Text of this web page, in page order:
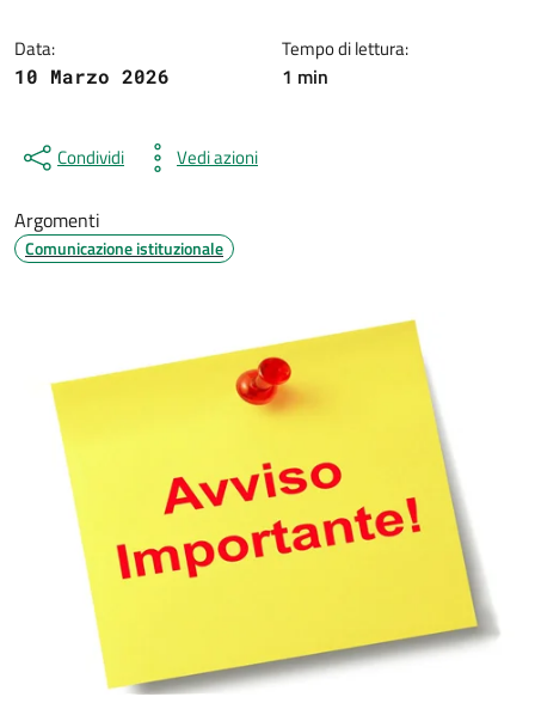
Data:
10 Marzo 2026
Tempo di lettura:
1 min
Condividi Vedi azioni
Argomenti
Comunicazione istituzionale